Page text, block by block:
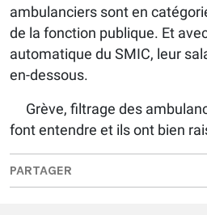
ambulanciers sont en
de la fonction publique. Et
automatique du SMIC, leur
en-dessous.
Grève, filtrage des
font entendre et ils ont bien
PARTAGER